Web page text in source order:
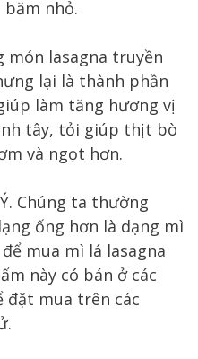
nhỏ.
món lasagna truyền
lại là thành phần
làm tăng hương vị
tây, tỏi giúp thịt bò
và ngọt hơn.
Chúng ta thường
ống hơn là dạng mì
mua mì lá lasagna
này có bán ở các
đặt mua trên các